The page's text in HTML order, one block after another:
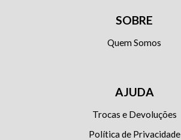
SOBRE
Quem Somos
AJUDA
Trocas e Devoluções
Política de Privacidade